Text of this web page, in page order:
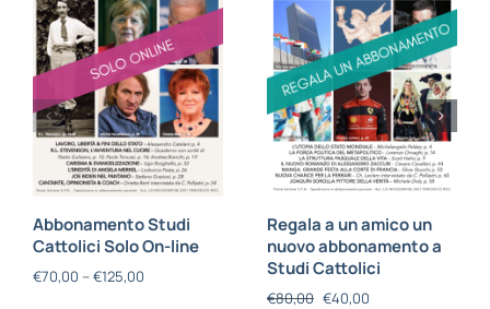
Abbonamento Studi
Cattolici Solo On-line
€70,00 – €125,00
Regala a un amico un
nuovo abbonamento a
Studi Cattolici
€80,00 €40,00